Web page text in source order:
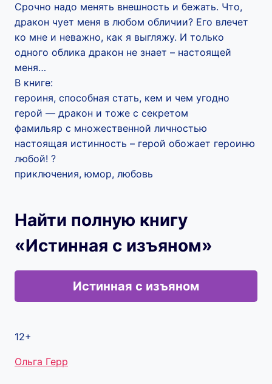
Срочно надо менять внешность и бежать. Что,
дракон чует меня в любом обличии? Его влечет
ко мне и неважно, как я выгляжу. И только
одного облика дракон не знает – настоящей
меня…
В книге:
героиня, способная стать, кем и чем угодно
герой — дракон и тоже с секретом
фамильяр с множественной личностью
настоящая истинность – герой обожает героиню
любой! ?
приключения, юмор, любовь
Найти полную книгу
«Истинная с изъяном»
Истинная с изъяном
12+
Метки
Ольга Герр